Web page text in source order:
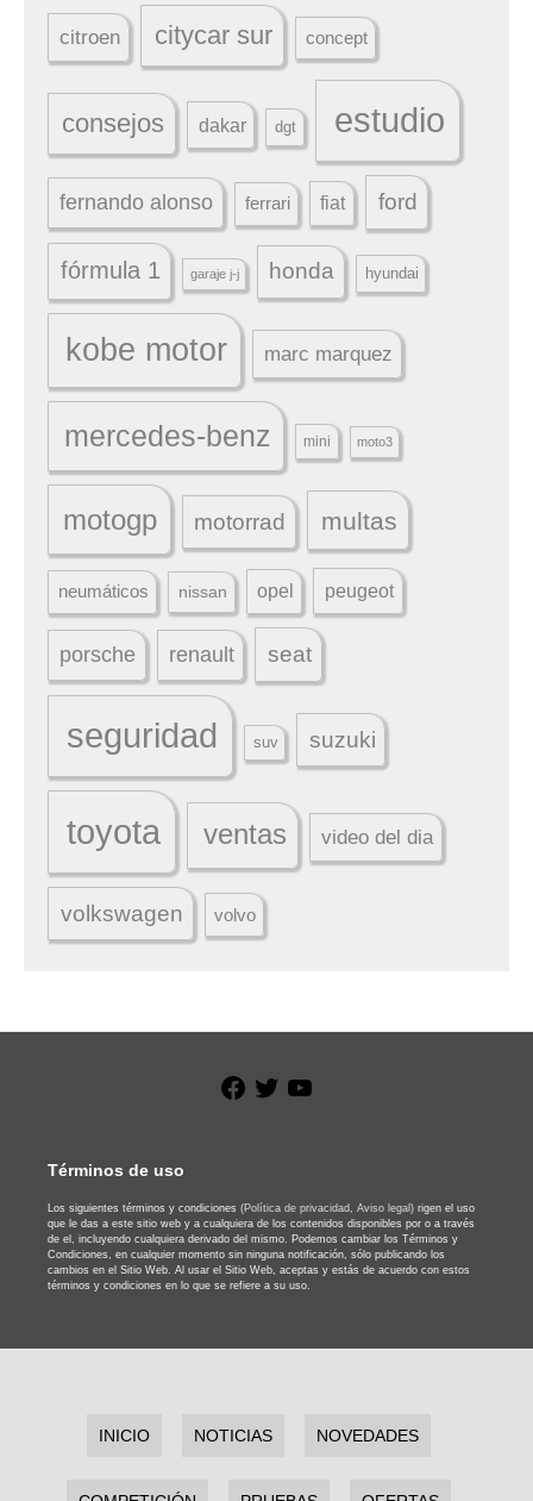
citroen citycar sur concept
consejos dakar dgt estudio
fernando alonso ferrari fiat ford
fórmula 1 garaje j-j honda hyundai
kobe motor marc marquez
mercedes-benz mini moto3
motogp motorrad multas
neumáticos nissan opel peugeot
porsche renault seat
seguridad suv suzuki
toyota ventas video del dia
volkswagen volvo
Facebook
Twitter
Términos de uso
Los siguientes términos y condiciones (Política de privacidad, Aviso legal) rigen el uso
que le das a este sitio web y a cualquiera de los contenidos disponibles por o a través
de el, incluyendo cualquiera derivado del mismo. Podemos cambiar los Términos y
Condiciones, en cualquier momento sin ninguna notificación, sólo publicando los
cambios en el Sitio Web. Al usar el Sitio Web, aceptas y estás de acuerdo con estos
términos y condiciones en lo que se refiere a su uso.
INICIO NOTICIAS NOVEDADES